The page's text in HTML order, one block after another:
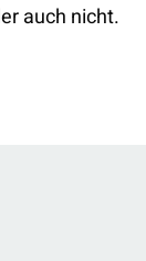
auch nicht.